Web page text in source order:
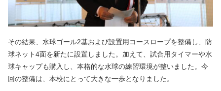
その結果、水球ゴール2基および設置用コースロープを整備し、防
球ネット4面を新たに設置しました。加えて、試合用タイマーや水
球キャップも購入し、本格的な水球の練習環境が整いました。今
回の整備は、本校にとって大きな一歩となりました。